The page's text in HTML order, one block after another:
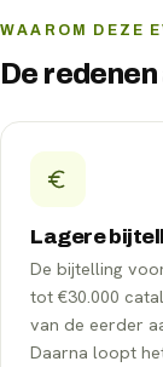
WAAROM DEZE
De
Lagere
De bijtelling
tot €30.000
van de eerder
Daarna loopt